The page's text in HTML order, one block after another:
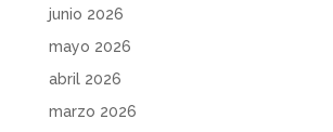
junio 2026
mayo 2026
abril 2026
marzo 2026